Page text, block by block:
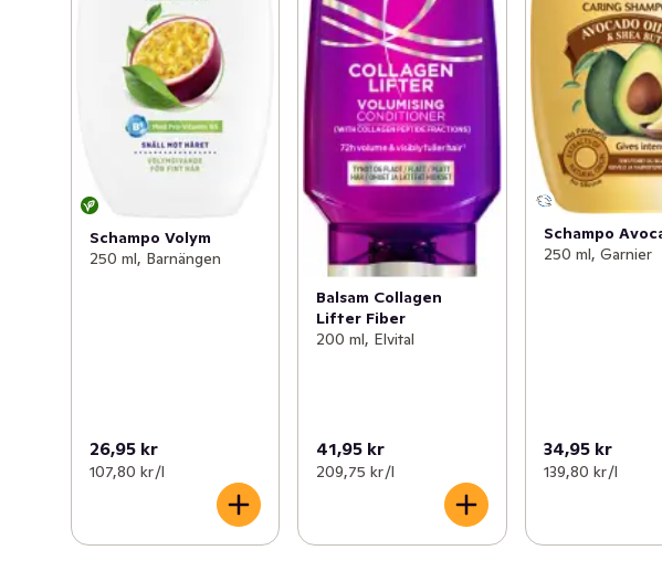
Schampo Volym
250 ml, Barnängen
26,95 kr
107,80 kr /l
Balsam Collagen
Lifter Fiber
200 ml, Elvital
41,95 kr
209,75 kr /l
Schampo
250 ml, Garnier
34,95 kr
139,80 kr /l